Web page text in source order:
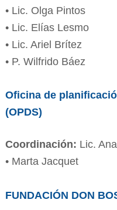
• Lic. Olga Pintos
• Lic. Elías Lesmo
• Lic. Ariel Brítez
• P. Wilfrido Báez
Oficina de
(OPDS)
Coordinación: Lic.
• Marta Jacquet
FUNDACIÓN DON